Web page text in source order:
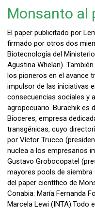
Monsanto al
El paper publicitado por
firmado por otros dos
Biotecnología del
Agustina Whelan).
los pioneros en el avance
impulsor de las iniciativas
consecuencias sociales y
agropecuario. Burachik es
Bioceres, empresa
transgénicas, cuyo
por Víctor Trucco
nuclea a los empresarios
Gustavo Grobocopatel
mayores pools de
del paper científico de
Conabia: María Fernanda
Marcela Lewi (INTA).Todo